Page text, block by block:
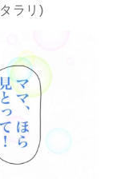
ラリ)